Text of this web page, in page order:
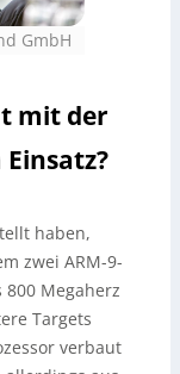
GmbH
mit der
haben,
zwei ARM-9-
Megaherz
Targets
verbaut